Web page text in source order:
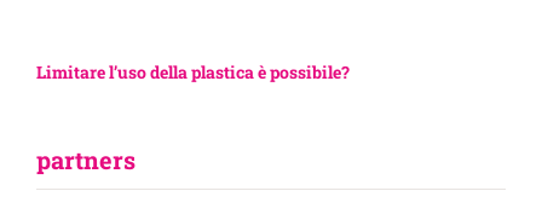
Limitare l’uso della plastica è possibile?
partners